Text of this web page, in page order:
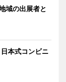
域の出展者と
本式コンビニ